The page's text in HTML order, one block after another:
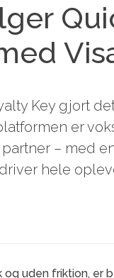
Key gjort
er
– med
hele
og uden friktion,